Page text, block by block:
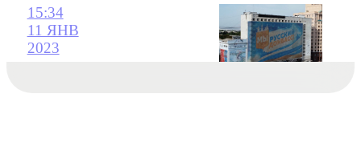
15:34
11 ЯНВ
2023